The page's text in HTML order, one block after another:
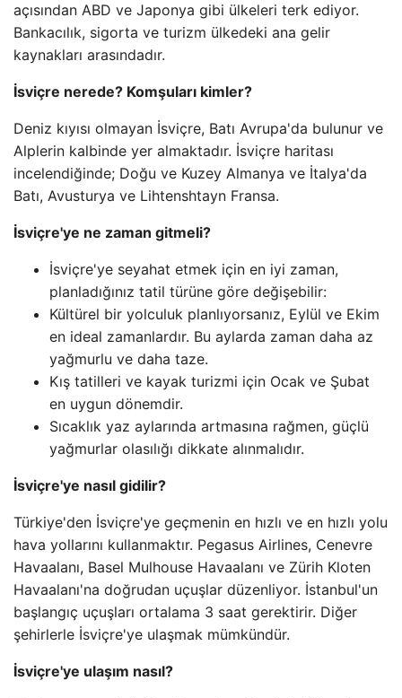
açısından ABD ve Japonya gibi ülkeleri terk ediyor.
Bankacılık, sigorta ve turizm ülkedeki ana gelir
kaynakları arasındadır.
İsviçre nerede? Komşuları kimler?
Deniz kıyısı olmayan İsviçre, Batı Avrupa'da bulunur ve
Alplerin kalbinde yer almaktadır. İsviçre haritası
incelendiğinde; Doğu ve Kuzey Almanya ve İtalya'da
Batı, Avusturya ve Lihtenshtayn Fransa.
İsviçre'ye ne zaman gitmeli?
İsviçre'ye seyahat etmek için en iyi zaman,
planladığınız tatil türüne göre değişebilir:
Kültürel bir yolculuk planlıyorsanız, Eylül ve Ekim
en ideal zamanlardır. Bu aylarda zaman daha az
yağmurlu ve daha taze.
Kış tatilleri ve kayak turizmi için Ocak ve Şubat
en uygun dönemdir.
Sıcaklık yaz aylarında artmasına rağmen, güçlü
yağmurlar olasılığı dikkate alınmalıdır.
İsviçre'ye nasıl gidilir?
Türkiye'den İsviçre'ye geçmenin en hızlı ve en hızlı yolu
hava yollarını kullanmaktır. Pegasus Airlines, Cenevre
Havaalanı, Basel Mulhouse Havaalanı ve Zürih Kloten
Havaalanı'na doğrudan uçuşlar düzenliyor. İstanbul'un
başlangıç uçuşları ortalama 3 saat gerektirir. Diğer
şehirlerle İsviçre'ye ulaşmak mümkündür.
İsviçre'ye ulaşım nasıl?